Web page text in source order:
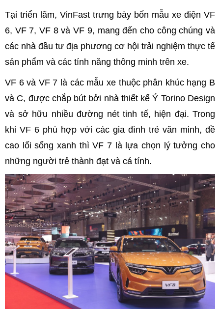
Tại triển lãm, VinFast trưng bày bốn mẫu xe điện VF
6, VF 7, VF 8 và VF 9, mang đến cho công chúng và
các nhà đầu tư địa phương cơ hội trải nghiệm thực tế
sản phẩm và các tính năng thông minh trên xe.
VF 6 và VF 7 là các mẫu xe thuộc phân khúc hạng B
và C, được chắp bút bởi nhà thiết kế Ý Torino Design
và sở hữu nhiều đường nét tinh tế, hiện đại. Trong
khi VF 6 phù hợp với các gia đình trẻ văn minh, đề
cao lối sống xanh thì VF 7 là lựa chọn lý tưởng cho
những người trẻ thành đạt và cá tính.